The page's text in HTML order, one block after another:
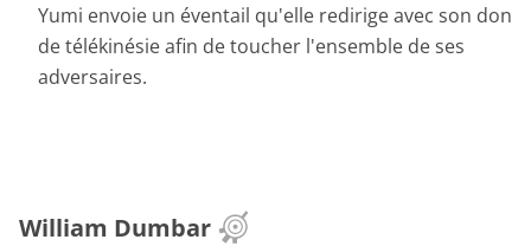
Yumi envoie un éventail qu'elle redirige avec son don
de télékinésie afin de toucher l'ensemble de ses
adversaires.
William Dumbar